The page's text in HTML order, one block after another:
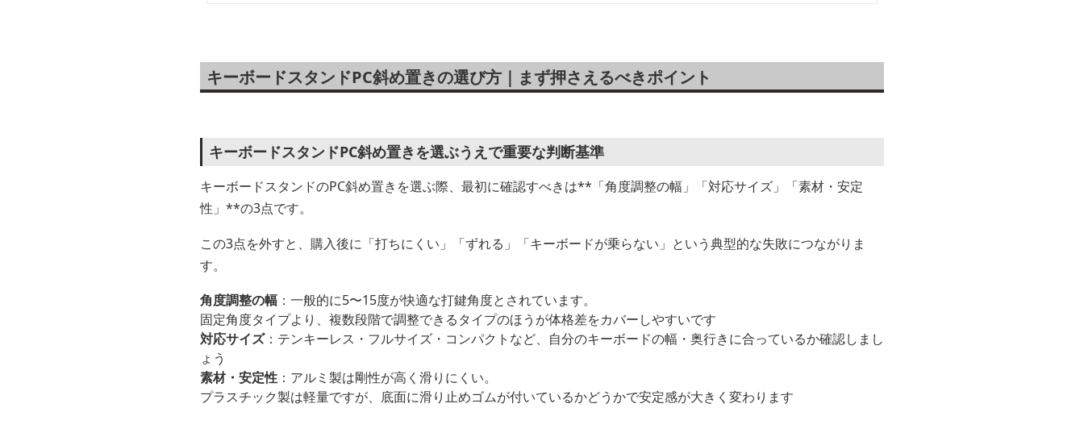
キーボードスタンドPC斜め置きの選び方｜まず押さえるべきポイント
キーボードスタンドPC斜め置きを選ぶうえで重要な判断基準
キーボードスタンドのPC斜め置きを選ぶ際、最初に確認すべきは**「角度調整の幅」「対応サイズ」「素材・安定
性」**の3点です。
この3点を外すと、購入後に「打ちにくい」「ずれる」「キーボードが乗らない」という典型的な失敗につながりま
す。
角度調整の幅 ：一般的に5〜15度が快適な打鍵角度とされています。
固定角度タイプより、複数段階で調整できるタイプのほうが体格差をカバーしやすいです
対応サイズ：テンキーレス・フルサイズ・コンパクトなど、自分のキーボードの幅・奥行きに合っているか確認しまし
ょう
素材・安定性 ：アルミ製は剛性が高く滑りにくい。
プラスチック製は軽量ですが、底面に滑り止めゴムが付いているかどうかで安定感が大きく変わります